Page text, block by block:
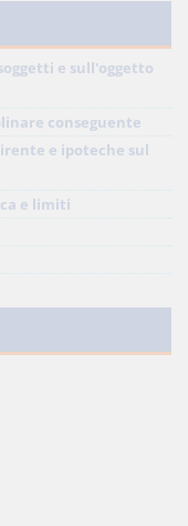
e sull'oggetto
conseguente
e ipoteche sul
e limiti